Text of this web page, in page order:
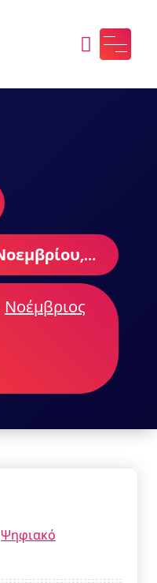
Daily Archives: 1 Νοεμβρίου, 2024
Νοέμβριος
Ψηφιακό